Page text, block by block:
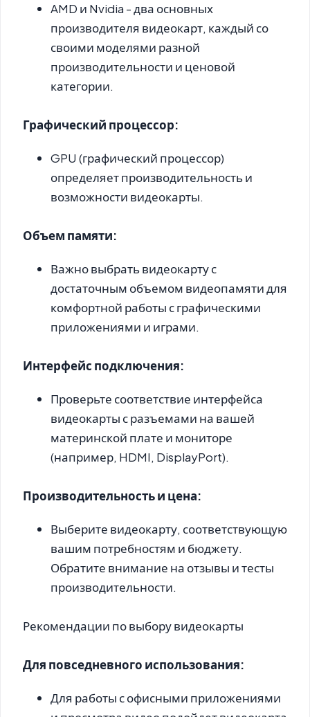
AMD и Nvidia - два основных
производителя видеокарт, каждый со
своими моделями разной
производительности и ценовой
категории.
Графический процессор:
GPU (графический процессор)
определяет производительность и
возможности видеокарты.
Объем памяти:
Важно выбрать видеокарту с
достаточным объемом видеопамяти для
комфортной работы с графическими
приложениями и играми.
Интерфейс подключения:
Проверьте соответствие интерфейса
видеокарты с разъемами на вашей
материнской плате и мониторе
(например, HDMI, DisplayPort).
Производительность и цена:
Выберите видеокарту, соответствующую
вашим потребностям и бюджету.
Обратите внимание на отзывы и тесты
производительности.
Рекомендации по выбору видеокарты
Для повседневного использования:
Для работы с офисными приложениями